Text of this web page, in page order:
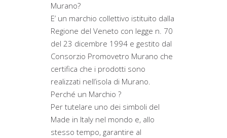
Murano?
E’ un marchio collettivo istituito dalla
Regione del Veneto con legge n. 70
del 23 dicembre 1994 e gestito dal
Consorzio Promovetro Murano che
certifica che i prodotti sono
realizzati nell’isola di Murano.
Perché un Marchio ?
Per tutelare uno dei simboli del
Made in Italy nel mondo e, allo
stesso tempo, garantire al